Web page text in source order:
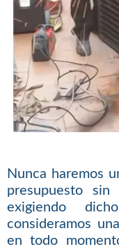
Nunca haremos
presupuesto
exigiendo
consideramos
en todo